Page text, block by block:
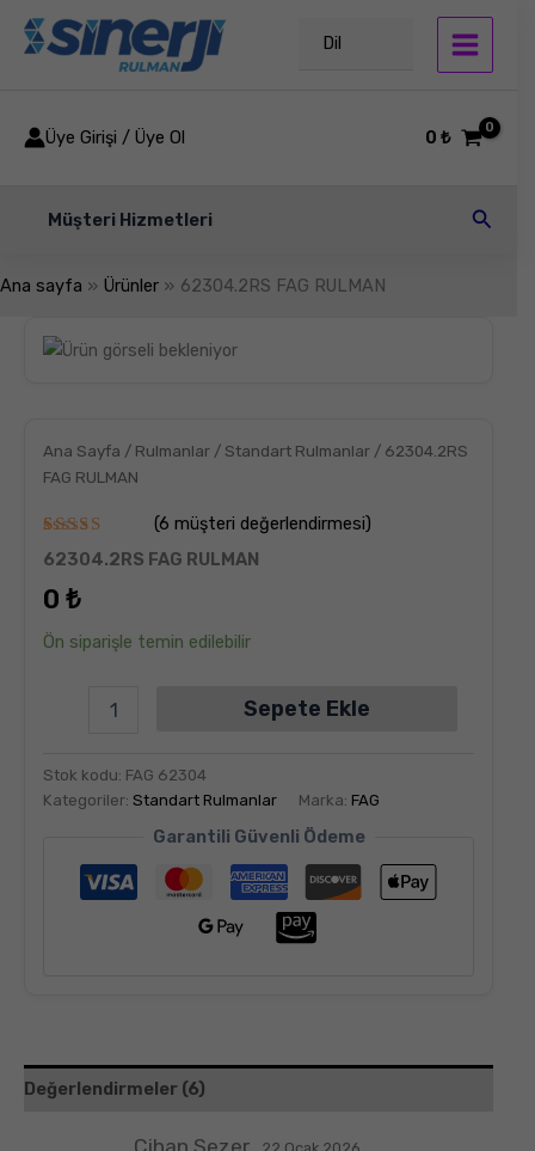
İçeriğe
atla
Dil
Üye Girişi / Üye Ol 0₺
Müşteri Hizmetleri Arama
Ana sayfa Ürünler 62304.2RS FAG RULMAN
Ana Sayfa / Rulmanlar / Standart Rulmanlar / 62304.2RS
FAG RULMAN
6müşteri
puanına
5
5.00
puan
aldı
(6 müşteri değerlendirmesi)
62304.2RS FAG RULMAN
0 ₺
Ön siparişle temin edilebilir
FAG
Sepete Ekle
Stok kodu: FAG 62304
Kategoriler: Standart Rulmanlar Marka: FAG
Garantili Güvenli Ödeme
Değerlendirmeler (6)
Cihan Sezer